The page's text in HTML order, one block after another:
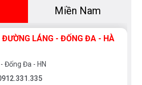
Miền Nam
ĐƯỜNG LÁNG - ĐỐNG ĐA - HÀ
Đống Đa - HN